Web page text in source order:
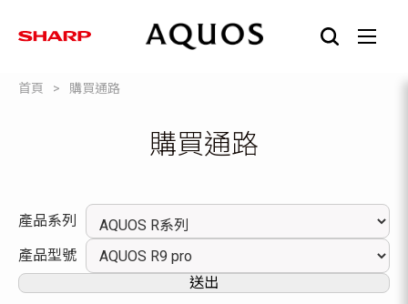
首頁 購買通路
購買通路
產品系列
產品型號
送出